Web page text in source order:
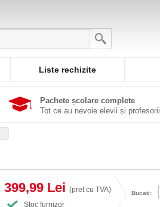
Liste rechizite
Pachete școlare complete
Tot ce au nevoie elevii și profesorii
399,99 Lei (pret cu TVA)
Stoc furnizor
Bucati: